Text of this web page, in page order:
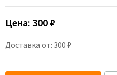
Цена: 300 ₽
Доставка от: 300 ₽